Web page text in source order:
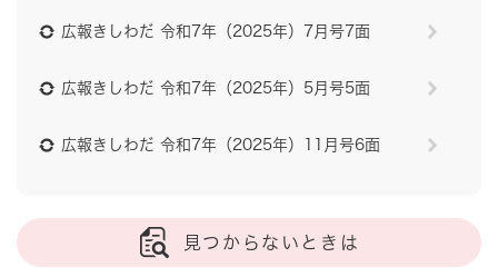
広報きしわだ 令和7年（2025年）7月号7面
広報きしわだ 令和7年（2025年）5月号5面
広報きしわだ 令和7年（2025年）11月号6面
見つからないときは